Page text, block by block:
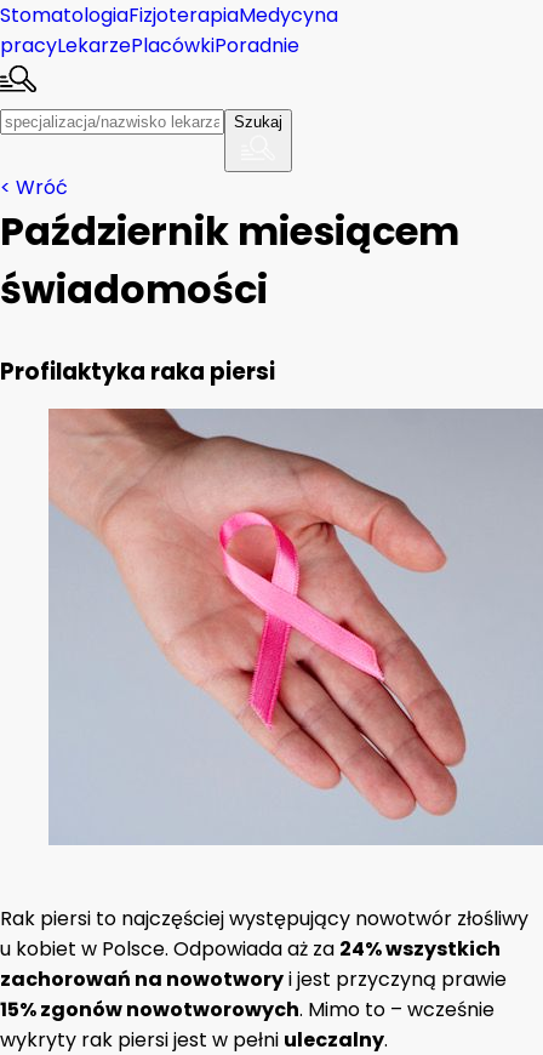
StomatologiaFizjoterapiaMedycyna
pracyLekarzePlacówkiPoradnie
Szukaj
< Wróć
Październik miesiącem
świadomości
Profilaktyka raka piersi
Rak piersi to najczęściej występujący nowotwór złośliwy
u kobiet w Polsce. Odpowiada aż za 24% wszystkich
zachorowań na nowotworyi jest przyczyną prawie
15% zgonów nowotworowych. Mimo to – wcześnie
wykryty rak piersi jest w pełni uleczalny.